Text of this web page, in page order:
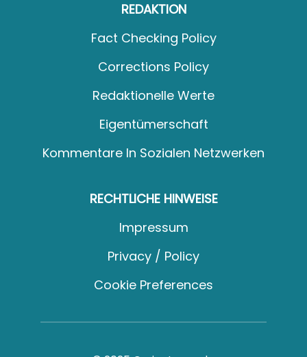
REDAKTION
Fact Checking Policy
Corrections Policy
Redaktionelle Werte
Eigentümerschaft
Kommentare In Sozialen Netzwerken
RECHTLICHE HINWEISE
Impressum
Privacy / Policy
Cookie Preferences